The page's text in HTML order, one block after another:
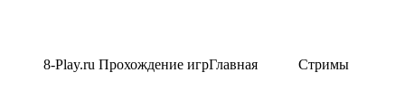
8-Play.ru Прохождение игрГлавная Стримы